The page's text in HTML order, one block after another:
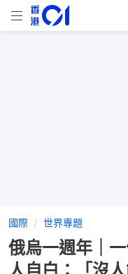
國際 世界專題
俄烏一週年｜